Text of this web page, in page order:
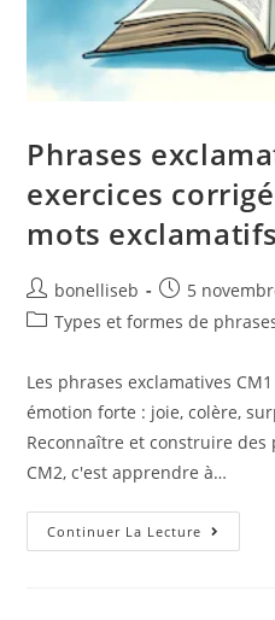
Phrases
exercices
mots exclamatifs
bonelliseb
5
Types et formes de
Les phrases exclamatives
émotion forte : joie, colère,
Reconnaître et construire des
CM2, c'est apprendre à…
Continuer La Lecture